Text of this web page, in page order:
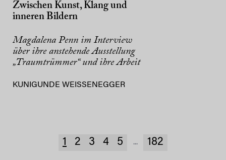
Zwischen Kunst, Klang und
inneren Bildern
Magdalena Penn im Interview
über ihre anstehende Ausstellung
„Traumtrümmer“ und ihre Arbeit
KUNIGUNDE WEISSENEGGER
1 2 3 4 5 ... 182